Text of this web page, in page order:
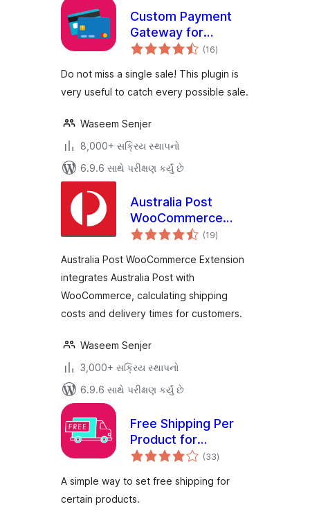
Custom Payment
Gateway for
WooCommerce
(16કુલ
રેટિંગ્સ
)
Do not miss a single sale! This plugin is
very useful to catch every possible sale.
Waseem Senjer
8,000+ સક્રિય સ્થાપનો
6.9.6 સાથે પરીક્ષણ કર્યું છે
Australia Post
WooCommerce
Extension
(19કુલ
રેટિંગ્સ
)
Australia Post WooCommerce Extension
integrates Australia Post with
WooCommerce, calculating shipping
costs and delivery times for customers.
Waseem Senjer
3,000+ સક્રિય સ્થાપનો
6.9.6 સાથે પરીક્ષણ કર્યું છે
Free Shipping Per
Product for
WooCommerce
(33કુલ
રેટિંગ્સ
)
A simple way to set free shipping for
certain products.